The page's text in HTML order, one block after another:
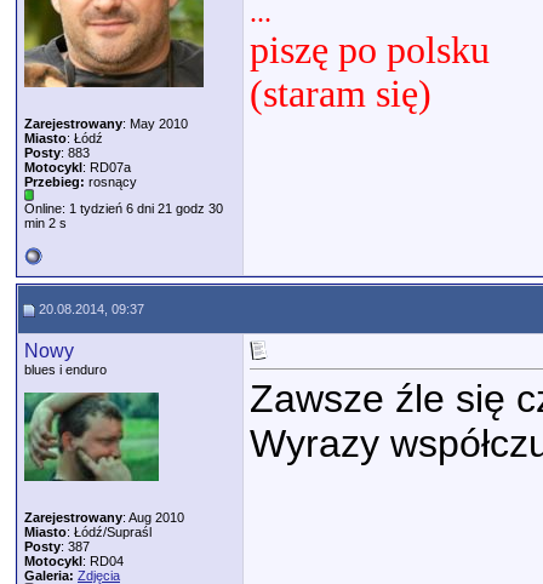
Zarejestrowany: May 2010
Miasto: Łódź
Posty: 883
Motocykl: RD07a
Przebieg: rosnący
Online: 1 tydzień 6 dni 21 godz 30
min 2 s
...
piszę po polsku
(staram się)
20.08.2014, 09:37
Nowy
blues i enduro
Zarejestrowany: Aug 2010
Miasto: Łódź/Supraśl
Posty: 387
Motocykl: RD04
Galeria: Zdjęcia
Zawsze źle się
Wyrazy